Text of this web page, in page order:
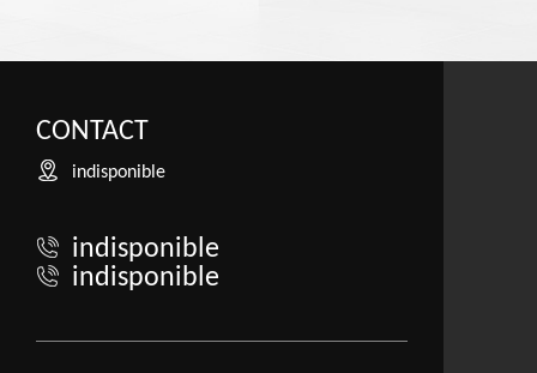
CONTACT
indisponible
indisponible
indisponible